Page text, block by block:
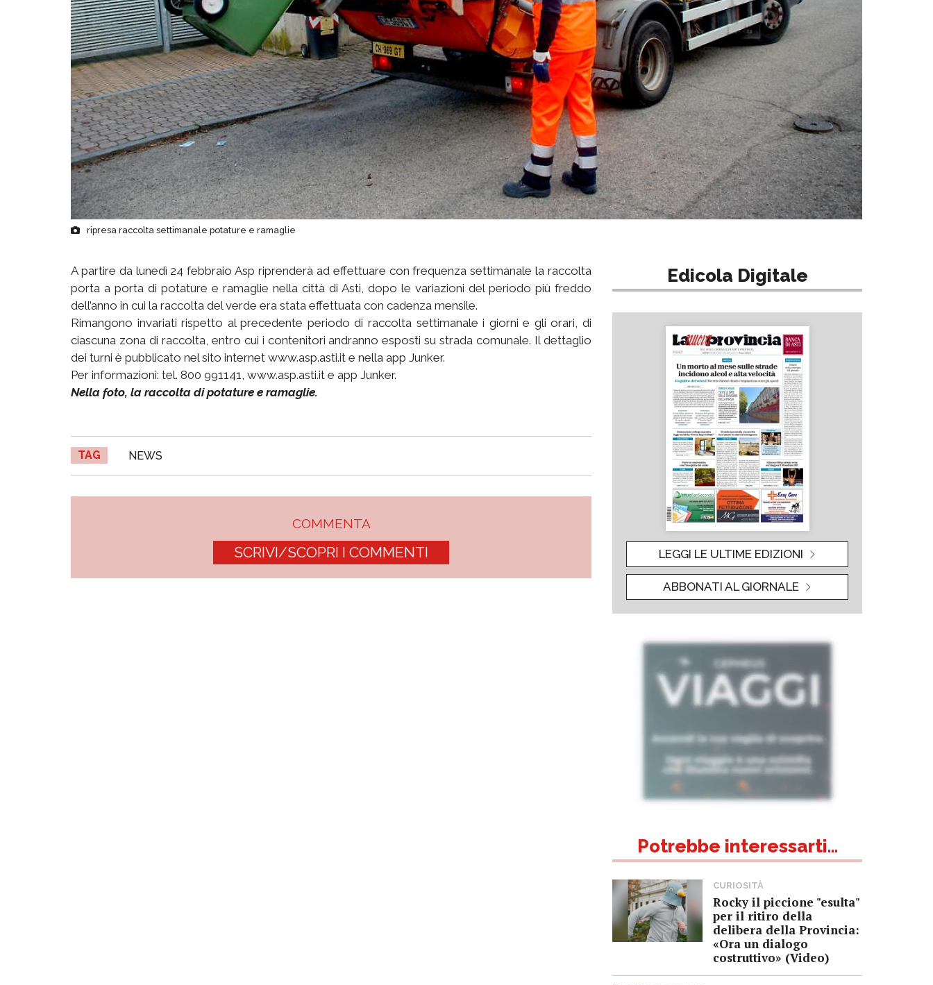
ripresa raccolta settimanale potature e ramaglie
A partire da lunedì 24 febbraio Asp riprenderà ad effettuare con frequenza settimanale la raccolta
porta a porta di potature e ramaglie nella città di Asti, dopo le variazioni del periodo più freddo
dell’anno in cui la raccolta del verde era stata effettuata con cadenza mensile.
Rimangono invariati rispetto al precedente periodo di raccolta settimanale i giorni e gli orari, di
ciascuna zona di raccolta, entro cui i contenitori andranno esposti su strada comunale. Il dettaglio
dei turni è pubblicato nel sito internet www.asp.asti.it e nella app Junker.
Per informazioni: tel. 800 991141, www.asp.asti.it e app Junker.
Nella foto, la raccolta di potature e ramaglie.
TAG NEWS
COMMENTA
SCRIVI/SCOPRI I COMMENTI
Edicola Digitale
LEGGI LE ULTIME EDIZIONI
ABBONATI AL GIORNALE
Potrebbe interessarti...
CURIOSITÀ
Rocky il piccione "esulta"
per il ritiro della
delibera della Provincia:
«Ora un dialogo
costruttivo» (Video)